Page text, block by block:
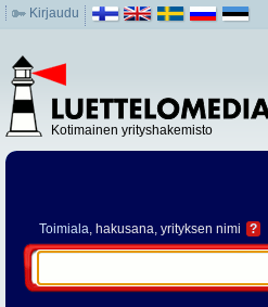
Kirjaudu
Kotimainen yrityshakemisto
Toimiala, hakusana, yrityksen nimi ?